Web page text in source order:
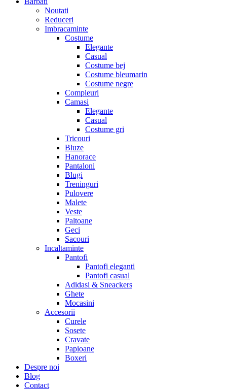
Noutati
Reduceri
Imbracaminte
Costume
Elegante
Casual
Costume bej
Costume bleumarin
Costume negre
Compleuri
Camasi
Elegante
Casual
Costume gri
Tricouri
Bluze
Hanorace
Pantaloni
Blugi
Treninguri
Pulovere
Malete
Veste
Paltoane
Geci
Sacouri
Incaltaminte
Pantofi
Pantofi eleganti
Pantofi casual
Adidasi & Sneackers
Ghete
Mocasini
Accesorii
Curele
Sosete
Cravate
Papioane
Boxeri
Despre noi
Blog
Contact